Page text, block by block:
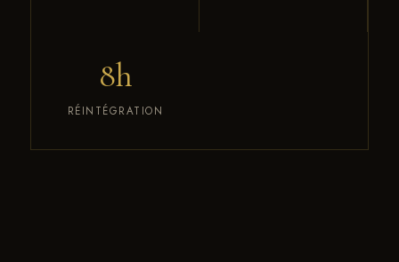
8h
RÉINTÉGRATION